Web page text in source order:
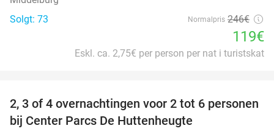
Solgt: 73
Normalpris 246€
119€
Eskl. ca. 2,75€ per person per nat i turistskat
15%
2, 3 of 4 overnachtingen voor 2 tot 6 personen
bij Center Parcs De Huttenheugte